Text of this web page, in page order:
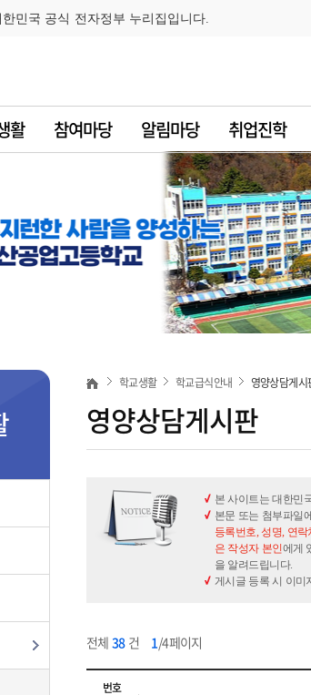
민국 공식 전자정부 누리집입니다.
활 참여마당 알림마당 취업진학
학교생활 학교급식안내 영양상담게시
영양상담게시판
본 사이트는 대한민
본문 또는 첨부파일에
등록번호, 성명, 연
은 작성자 본인에게
을 알려드립니다.
게시글 등록 시 이미
전체 38 건 1/4페이지
번호